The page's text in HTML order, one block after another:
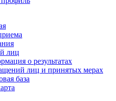
лиц
о результатах
лиц и принятых мерах
база